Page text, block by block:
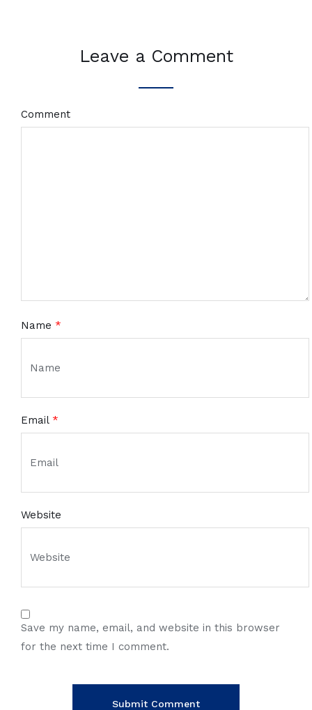
Leave a Comment
Comment
Name *
Email *
Website
Save my name, email, and website in this browser
for the next time I comment.